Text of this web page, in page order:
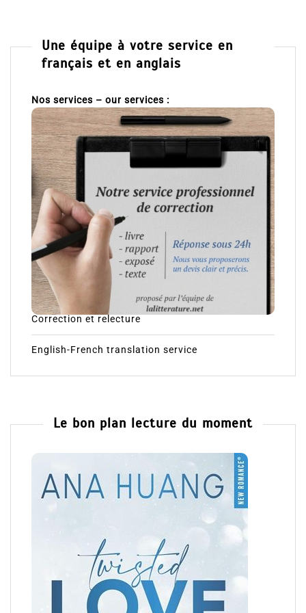
Une équipe à votre service en
français et en anglais
Nos services – our services :
Correction et relecture
English-French translation service
Le bon plan lecture du moment